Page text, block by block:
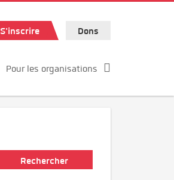
S'inscrire Dons
Pour les organisations